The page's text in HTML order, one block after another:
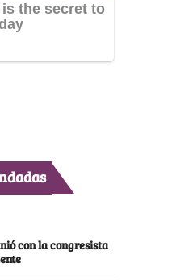
con la congresista